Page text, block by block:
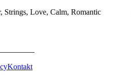
Strings, Love, Calm, Romantic
Kontakt